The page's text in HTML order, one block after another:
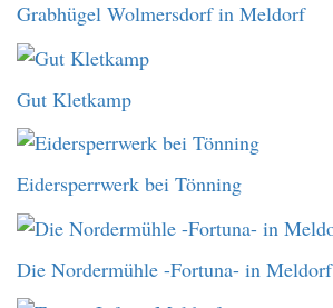
Grabhügel Wolmersdorf in Meldorf
Gut Kletkamp
Eidersperrwerk bei Tönning
Die Nordermühle -Fortuna- in Meldorf